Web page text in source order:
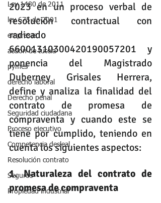
Ley 1480 de 2011
ley 675 de 2001
empresas
accion de tutela
pymes
derecho laboral
Derecho penal
Seguridad ciudadana
Proceso ejecutivo
Competencia desleal
Resolución contrato
Seguros
Propiedad industrial
2023 en un proceso verbal de
resolución contractual con
radicado
66001310300420190057201 y
ponencia del Magistrado
Duberney Grisales Herrera,
define y analiza la finalidad del
contrato de promesa de
compraventa y cuando este se
tiene por cumplido, teniendo en
cuenta los siguientes aspectos:
1. Naturaleza del contrato de
promesa de compraventa